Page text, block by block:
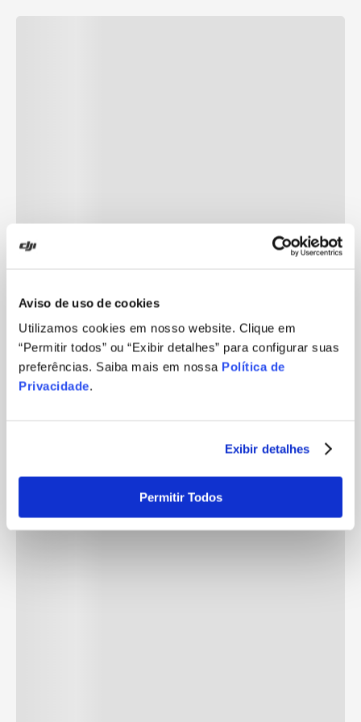
Aviso de uso de cookies
Utilizamos cookies em nosso website. Clique em
“Permitir todos” ou “Exibir detalhes” para configurar suas
preferências. Saiba mais em nossa Política de
Privacidade.
Exibir detalhes
Permitir Todos